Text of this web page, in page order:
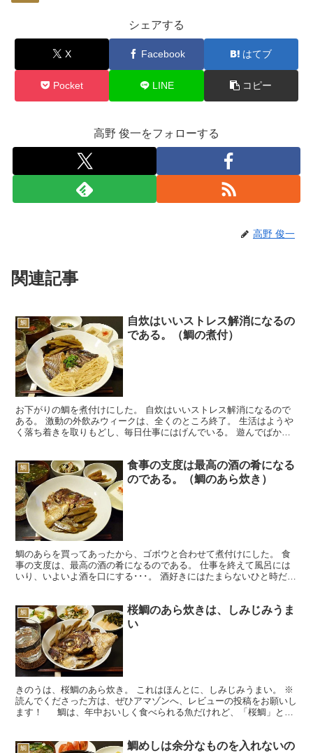
シェアする
X Facebook はてブ
Pocket LINE コピー
高野 俊一をフォローする
高野 俊一
関連記事
鯛
自炊はいいストレス解消になるの
である。（鯛の煮付）
お下がりの鯛を煮付けにした。 自炊はいいストレス解消になるので
ある。 激動の外飲みウィークは、全くのところ終了。 生活はようや
く落ち着きを取りもどし、毎日仕事にはげんでいる。 遊んでばかり
鯛
食事の支度は最高の酒の肴になる
のである。（鯛のあら炊き）
鯛のあらを買ってあったから、ゴボウと合わせて煮付けにした。 食
事の支度は、最高の酒の肴になるのである。 仕事を終えて風呂には
いり、いよいよ酒を口にする･･･。 酒好きにはたまらないひと時だろ
鯛
桜鯛のあら炊きは、しみじみうま
い
きのうは、桜鯛のあら炊き。 これはほんとに、しみじみうまい。 ※
読んでくださった方は、ぜひアマゾンへ、レビューの投稿をお願いし
ます！ 鯛は、年中おいしく食べられる魚だけれど、「桜鯛」とも
鯛
鯛めしは余分なものを入れないの